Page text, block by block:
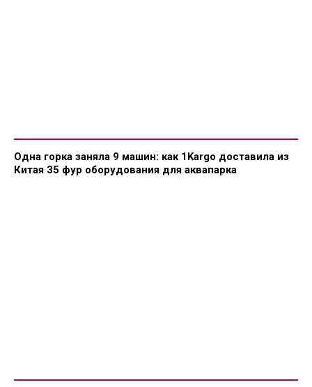
Одна горка заняла 9 машин: как 1Kargo доставила из
Китая 35 фур оборудования для аквапарка